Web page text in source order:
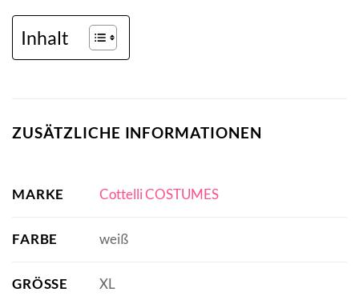
Inhalt
ZUSÄTZLICHE INFORMATIONEN
MARKE Cottelli COSTUMES
FARBE weiß
GRÖSSE XL